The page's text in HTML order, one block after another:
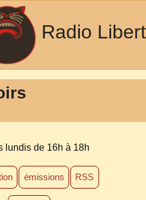
Radio
lundis de 16h à 18h
émissions RSS